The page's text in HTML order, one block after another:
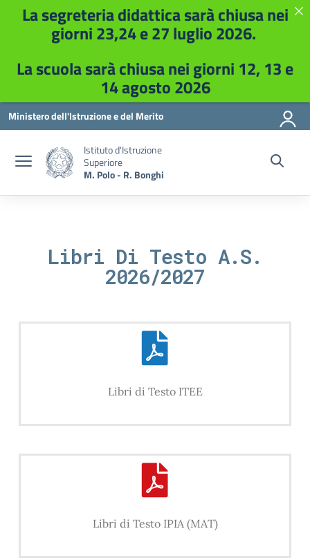
Vai ai contenuti
Vai al menu di navigazione
Vai al footer
Ministero dell'Istruzione e del Merito
Istituto d'Istruzione
Superiore
M. Polo - R. Bonghi
Libri Di Testo A.S.
2026/2027
Libri di Testo ITEE
Libri di Testo IPIA (MAT)
La segreteria didattica sarà chiusa nei
giorni 23,24 e 27 luglio 2026.
La scuola sarà chiusa nei giorni 12, 13 e
14 agosto 2026